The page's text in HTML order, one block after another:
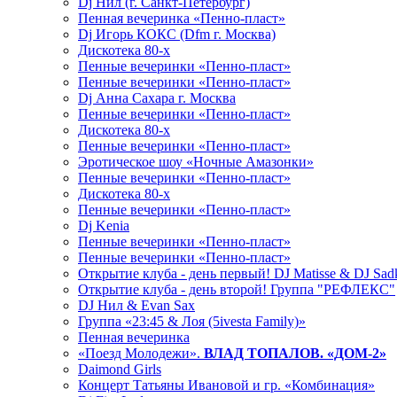
Пенная вечеринка «Пенно-пласт»
Dj Игорь КОКС (Dfm г. Москва)
Дискотека 80-х
Пенные вечеринки «Пенно-пласт»
Пенные вечеринки «Пенно-пласт»
Dj Анна Сахара г. Москва
Пенные вечеринки «Пенно-пласт»
Дискотека 80-х
Пенные вечеринки «Пенно-пласт»
Эротическое шоу «Ночные Амазонки»
Пенные вечеринки «Пенно-пласт»
Дискотека 80-х
Пенные вечеринки «Пенно-пласт»
Dj Kenia
Пенные вечеринки «Пенно-пласт»
Пенные вечеринки «Пенно-пласт»
Открытие клуба - день первый! DJ Matisse & DJ
Открытие клуба - день второй! Группа "РЕФЛЕКС"
DJ Нил & Evan Sax
Группа «23:45 & Лоя (5ivesta Family)»
Пенная вечеринка
«Поезд Молодежи». ВЛАД ТОПАЛОВ. «ДОМ-2»
Daimond Girls
Концерт Татьяны Ивановой и гр. «Комбинация»